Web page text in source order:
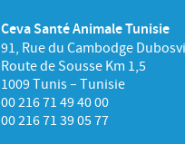
Ceva Santé Animale Tunisie
91, Rue du Cambodge
Route de Sousse Km 1,5
1009 Tunis – Tunisie
00 216 71 49 40 00
00 216 71 39 05 77